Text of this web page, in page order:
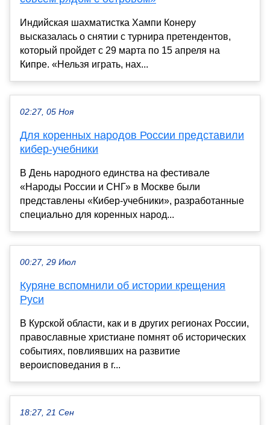
Индийская шахматистка Хампи Конеру
высказалась о снятии с турнира претендентов,
который пройдет с 29 марта по 15 апреля на
Кипре. «Нельзя играть, нах...
02:27, 05 Ноя
Для коренных народов России представили
кибер-учебники
В День народного единства на фестивале
«Народы России и СНГ» в Москве были
представлены «Кибер-учебники», разработанные
специально для коренных народ...
00:27, 29 Июл
Куряне вспомнили об истории крещения
Руси
В Курской области, как и в других регионах России,
православные христиане помнят об исторических
событиях, повлиявших на развитие
вероисповедания в г...
18:27, 21 Сен